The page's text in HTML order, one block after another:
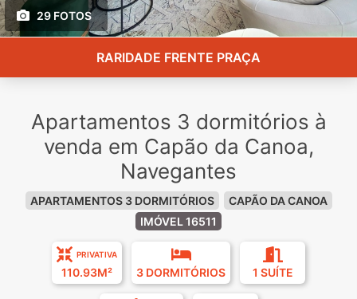
29 FOTOS
RARIDADE FRENTE PRAÇA
Apartamentos 3 dormitórios à
venda em Capão da Canoa,
Navegantes
APARTAMENTOS 3 DORMITÓRIOS
CAPÃO DA CANOA
IMÓVEL 16511
PRIVATIVA
110.93M² 3 DORMITÓRIOS 1 SUÍTE